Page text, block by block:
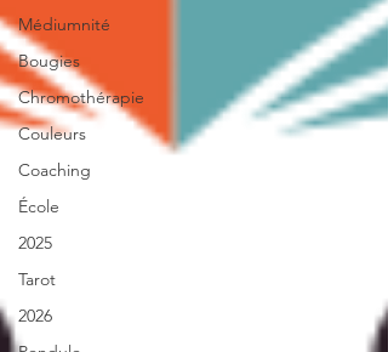
Médiumnité
Bougies
Chromothérapie
Couleurs
Coaching
École
2025
Tarot
2026